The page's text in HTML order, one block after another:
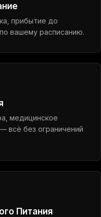
прибытие до
вашему расписанию.
медицинское
всё без ограничений
Питания